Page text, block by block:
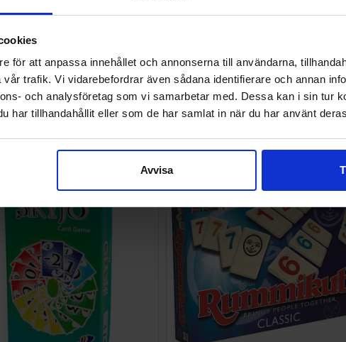
för att anpassa innehållet och annonserna till användarna,
trafik. Vi vidarebefordrar även sådana identifierare och annan
och analysföretag som vi samarbetar med. Dessa kan i sin tur
har tillhandahållit eller som de har samlat in när du har använt
Avvisa
Väntas in:
2026-09-30 387 SEK
Vi rekommenderar också